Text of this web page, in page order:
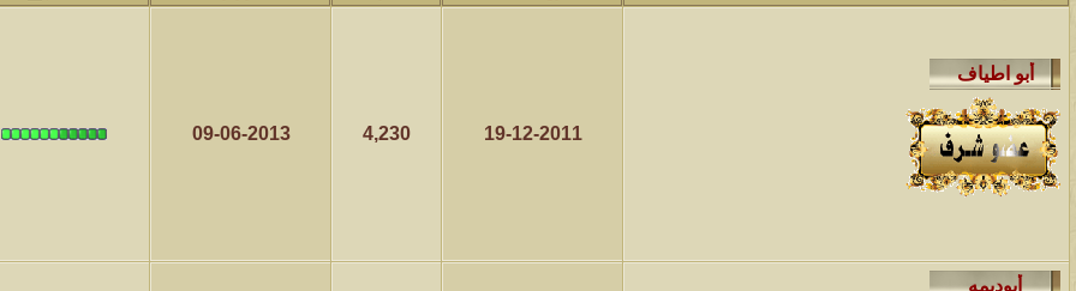
الموضوع كاتب الموضوع مشاركات
مسابقة ( اعرف من صاحب هذه الصوره )
1417 19-12-2011
4,230
09-06-2013